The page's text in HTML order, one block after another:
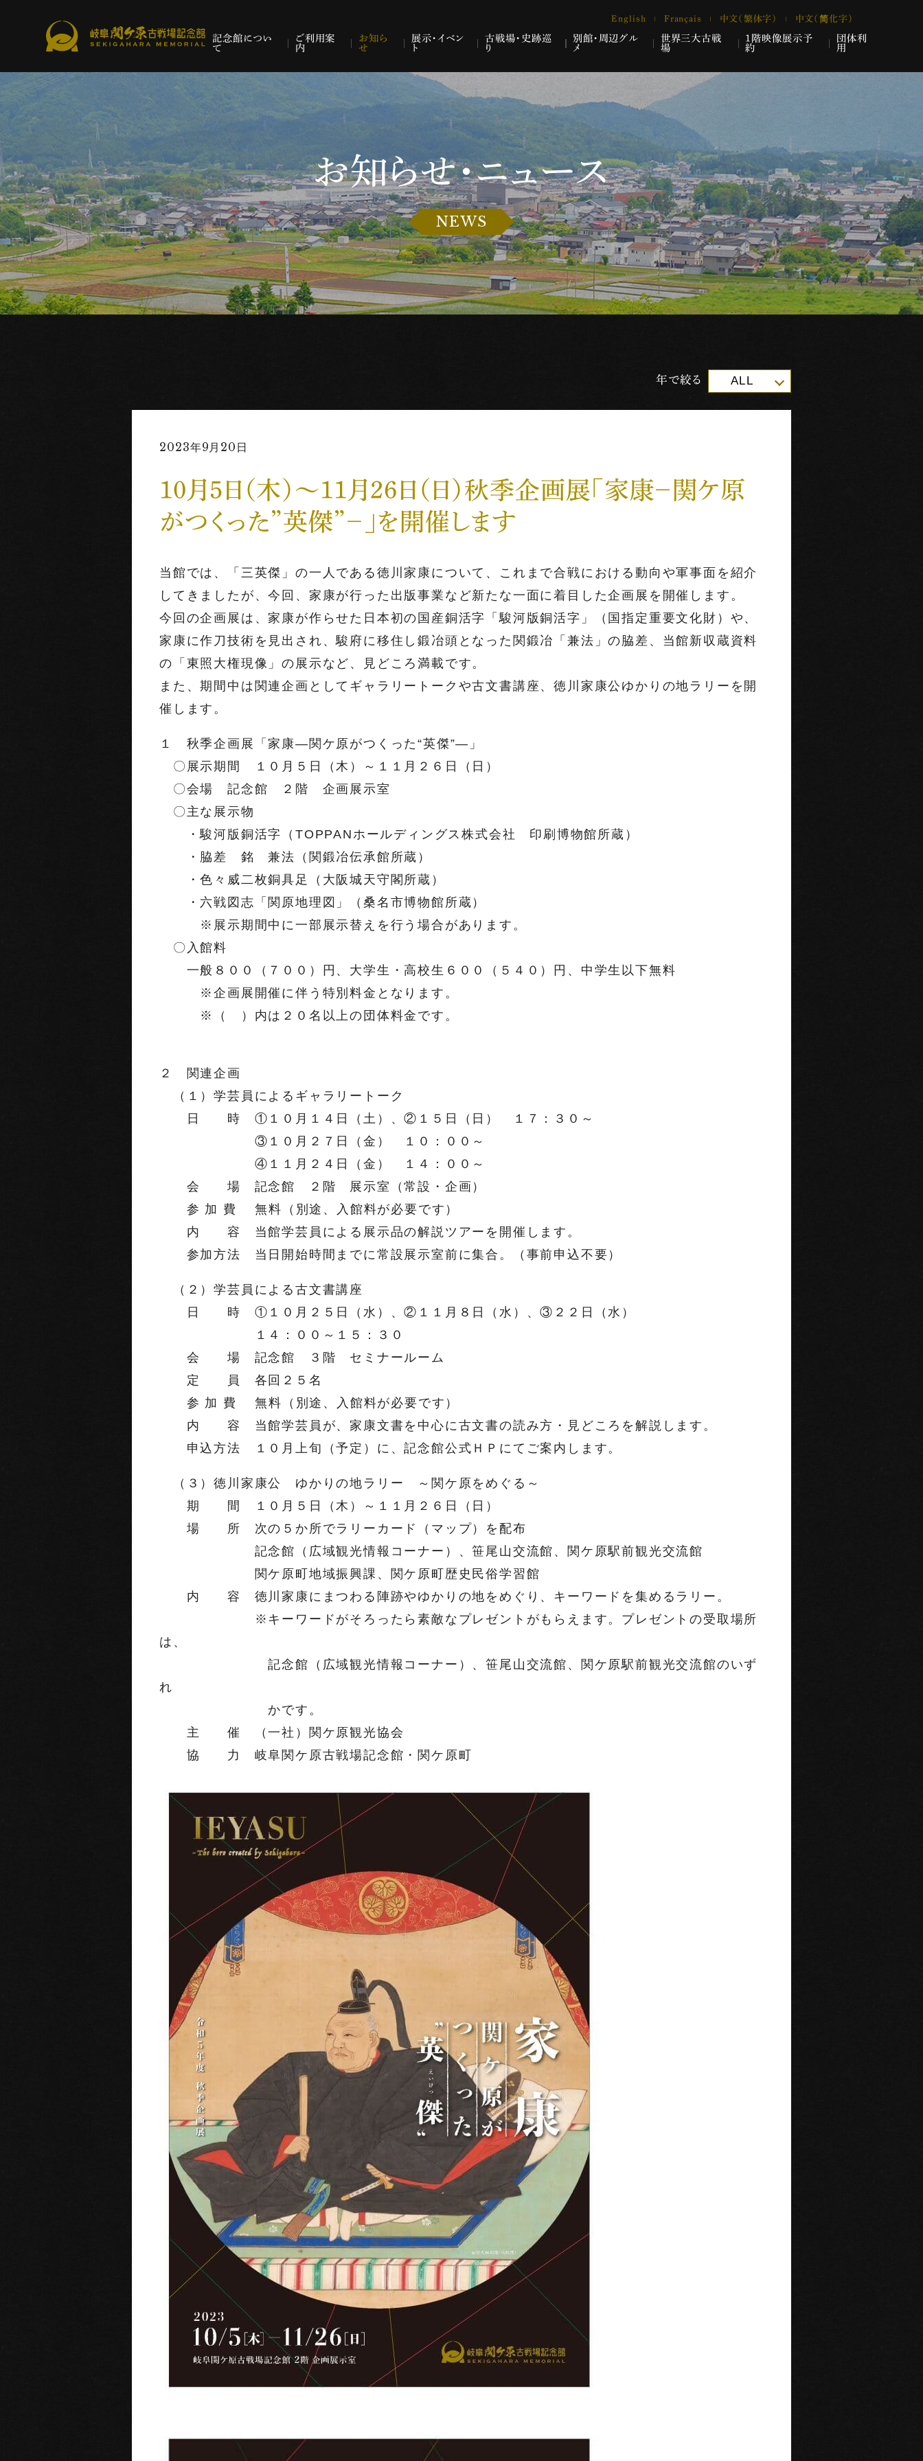
English Français 中文（繁体字） 中文（简化字）
記念館につい
て
ご利用案
内
お知ら
せ
展示・イベン
ト
古戦場・史跡巡
り
別館・周辺グル
メ
世界三大古戦
場
1階映像展示予
約
団体利
用
お知らせ・ニュース
NEWS
年で絞る ALL
2023年9月20日
10月5日（木）～11月26日（日）秋季企画展「家康－関ケ原
がつくった”英傑”－」を開催します
当館では、「三英傑」の一人である徳川家康について、これまで合戦における動向や軍事面を紹介
してきましたが、今回、家康が行った出版事業など新たな一面に着目した企画展を開催します。
今回の企画展は、家康が作らせた日本初の国産銅活字「駿河版銅活字」（国指定重要文化財）や、
家康に作刀技術を見出され、駿府に移住し鍛冶頭となった関鍛冶「兼法」の脇差、当館新収蔵資料
の「東照大権現像」の展示など、見どころ満載です。
また、期間中は関連企画としてギャラリートークや古文書講座、徳川家康公ゆかりの地ラリーを開
催します。
１ 秋季企画展「家康―関ケ原がつくった“英傑”―」
〇展示期間 １０月５日（木）～１１月２６日（日）
〇会場 記念館 ２階 企画展示室
〇主な展示物
・駿河版銅活字（TOPPANホールディングス株式会社 印刷博物館所蔵）
・脇差 銘 兼法（関鍛冶伝承館所蔵）
・色々威二枚銅具足（大阪城天守閣所蔵）
・六戦図志「関原地理図」（桑名市博物館所蔵）
※展示期間中に一部展示替えを行う場合があります。
〇入館料
一般８００（７００）円、大学生・高校生６００（５４０）円、中学生以下無料
※企画展開催に伴う特別料金となります。
※（ ）内は２０名以上の団体料金です。
２ 関連企画
（１）学芸員によるギャラリートーク
日 時 ①１０月１４日（土）、②１５日（日） １７：３０～
③１０月２７日（金） １０：００～
④１１月２４日（金） １４：００～
会 場 記念館 ２階 展示室（常設・企画）
参 加 費 無料（別途、入館料が必要です）
内 容 当館学芸員による展示品の解説ツアーを開催します。
参加方法 当日開始時間までに常設展示室前に集合。（事前申込不要）
（２）学芸員による古文書講座
日 時 ①１０月２５日（水）、②１１月８日（水）、③２２日（水）
１４：００～１５：３０
会 場 記念館 ３階 セミナールーム
定 員 各回２５名
参 加 費 無料（別途、入館料が必要です）
内 容 当館学芸員が、家康文書を中心に古文書の読み方・見どころを解説します。
申込方法 １０月上旬（予定）に、記念館公式ＨＰにてご案内します。
（３）徳川家康公 ゆかりの地ラリー ～関ケ原をめぐる～
期 間 １０月５日（木）～１１月２６日（日）
場 所 次の５か所でラリーカード（マップ）を配布
記念館（広域観光情報コーナー）、笹尾山交流館、関ケ原駅前観光交流館
関ケ原町地域振興課、関ケ原町歴史民俗学習館
内 容 徳川家康にまつわる陣跡やゆかりの地をめぐり、キーワードを集めるラリー。
※キーワードがそろったら素敵なプレゼントがもらえます。プレゼントの受取場所
は、
記念館（広域観光情報コーナー）、笹尾山交流館、関ケ原駅前観光交流館のいず
れ
かです。
主 催 （一社）関ケ原観光協会
協 力 岐阜関ケ原古戦場記念館・関ケ原町